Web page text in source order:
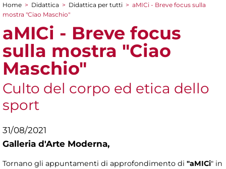
Tu sei qui
Home > Didattica > Didattica per tutti > aMICi - Breve focus sulla
mostra "Ciao Maschio"
aMICi - Breve focus
sulla mostra "Ciao
Maschio"
Culto del corpo ed etica dello
sport
31/08/2021
Galleria d'Arte Moderna,
Tornano gli appuntamenti di approfondimento di "aMICi" in